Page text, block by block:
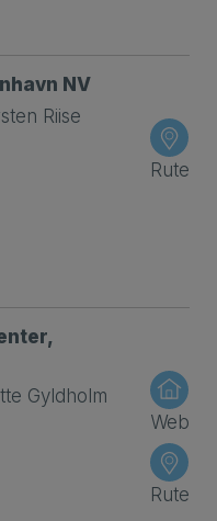
NV
Riise
Rute
Gyldholm
Web
Rute